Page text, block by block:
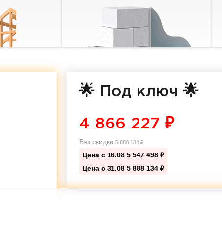
🌟 Под ключ 🌟
4 866 227 ₽
Без скидки 5 888 134₽
Цена с 16.08 5 547 498 ₽
Цена с 31.08 5 888 134 ₽